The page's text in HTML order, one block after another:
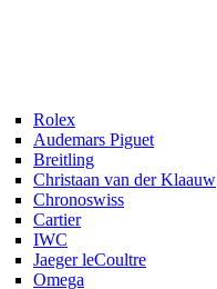
Rolex
Audemars Piguet
Breitling
Christaan van der Klaauw
Chronoswiss
Cartier
IWC
Jaeger leCoultre
Omega